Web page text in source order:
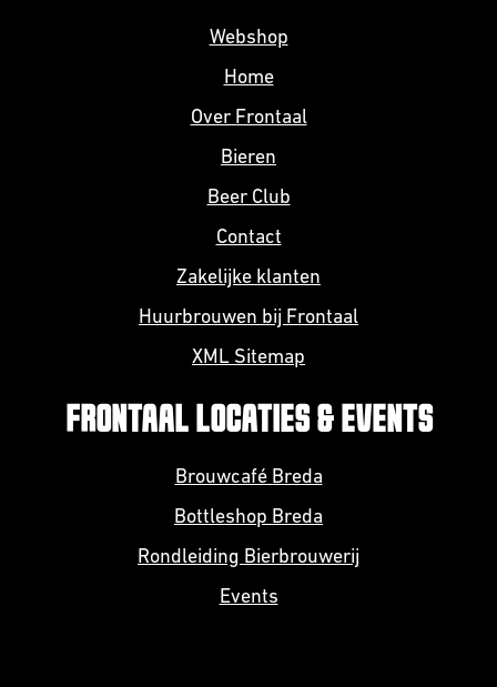
Webshop
Home
Over Frontaal
Bieren
Beer Club
Contact
Zakelijke klanten
Huurbrouwen bij Frontaal
XML Sitemap
FRONTAAL LOCATIES & EVENTS
Brouwcafé Breda
Bottleshop Breda
Rondleiding Bierbrouwerij
Events